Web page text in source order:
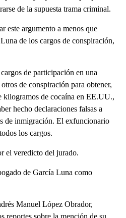
de la supuesta trama criminal.
este argumento a menos que
de los cargos de conspiración,
de participación en una
de conspiración para obtener,
de cocaína en EE.UU.,
hecho declaraciones falsas a
de inmigración. El exfuncionario
los cargos.
el veredicto del jurado.
de García Luna como
Manuel López Obrador,
reportes sobre la mención de su